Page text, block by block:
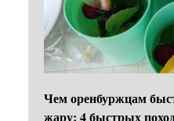
Чем оренбуржцам
жару: 4 быстрых